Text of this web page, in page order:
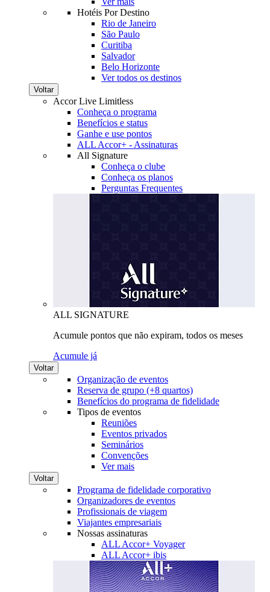
Hotéis Por Destino
Rio de Janeiro
São Paulo
Curitiba
Salvador
Belo Horizonte
Ver todos os destinos
Voltar
Accor Live Limitless
Conheça o programa
Benefícios e status
Ganhe e use pontos
ALL Accor+ - Assinaturas
All Signature
Conheça o clube
Conheça os planos
Perguntas Frequentes
ALL SIGNATURE
Acumule pontos que não expiram, todos os meses
Acumule já
Voltar
Organização de eventos
Reserva de grupo (+8 quartos)
Benefícios do programa de fidelidade
Tipos de eventos
Reuniões
Eventos privados
Seminários
Convenções
Ver mais
Voltar
Programa de fidelidade corporativo
Organizadores de eventos
Profissionais de viagem
Viajantes empresariais
Nossas assinaturas
ALL Accor+ Voyager
ALL Accor+ ibis